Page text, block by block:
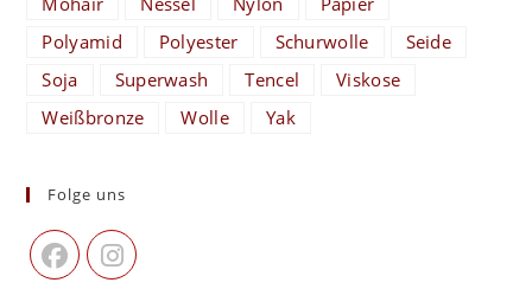
Polyamid
Polyester Schurwolle
Seide
Soja
Superwash Tencel
Viskose
Weißbronze
Wolle Yak
Folge uns